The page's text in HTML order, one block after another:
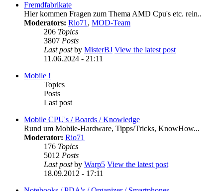
Fremdfabrikate
Hier kommen Fragen zum Thema AMD Cpu's etc. rein..
Moderators: Rio71, MOD-Team
206 Topics
3807 Posts
Last postby MisterBJ View the latest post
11.06.2024 - 21:11
Mobile !
Topics
Posts
Last post
Mobile CPU's / Boards / Knowledge
Rund um Mobile-Hardware, Tipps/Tricks, KnowHow...
Moderator: Rio71
176 Topics
5012 Posts
Last postby Warp5 View the latest post
18.09.2012 - 17:11